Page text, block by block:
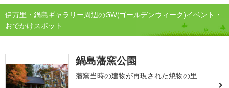
伊万里・鍋島ギャラリー周辺のGW(ゴールデンウィーク)イベント・
おでかけスポット
鍋島藩窯公園
藩窯当時の建物が再現された焼物の里